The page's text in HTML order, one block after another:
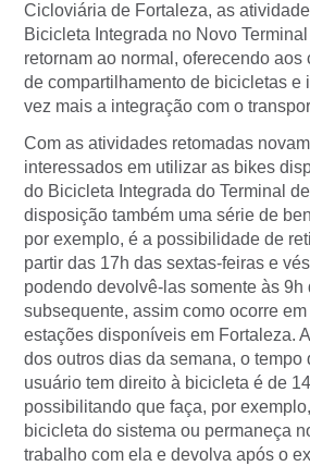
Cicloviária de Fortaleza, as
Bicicleta Integrada no Novo
retornam ao normal, oferecendo aos
de compartilhamento de bicicletas e
vez mais a integração com o
Com as atividades retomadas
interessados em utilizar as bikes
do Bicicleta Integrada do Terminal
disposição também uma série de
por exemplo, é a possibilidade de
partir das 17h das sextas-feiras e
podendo devolvê-las somente às 9h
subsequente, assim como ocorre
estações disponíveis em Fortaleza.
dos outros dias da semana, o tempo
usuário tem direito à bicicleta é de
possibilitando que faça, por
bicicleta do sistema ou permaneça
trabalho com ela e devolva após o